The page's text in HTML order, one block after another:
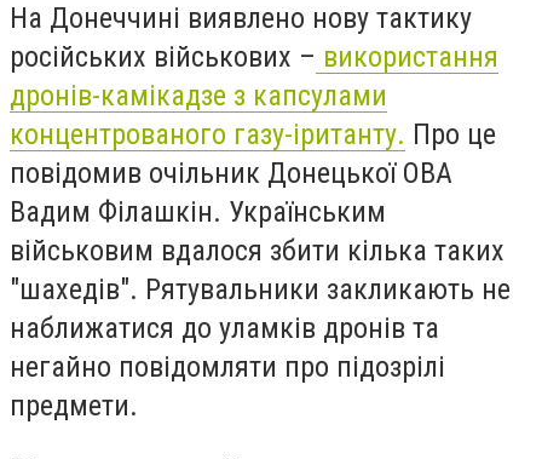
На Донеччині виявлено нову тактику
російських військових – використання
дронів-камікадзе з капсулами
концентрованого газу-іританту. Про це
повідомив очільник Донецької ОВА
Вадим Філашкін. Українським
військовим вдалося збити кілька таких
"шахедів". Рятувальники закликають не
наближатися до уламків дронів та
негайно повідомляти про підозрілі
предмети.